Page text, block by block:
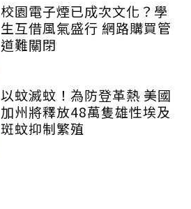
校園電子煙已成次文化？學
生互借風氣盛行 網路購買管
道難關閉
以蚊滅蚊！為防登革熱 美國
加州將釋放48萬隻雄性埃及
斑蚊抑制繁殖